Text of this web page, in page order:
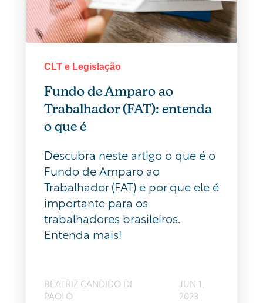
CLT e Legislação
Fundo de Amparo ao
Trabalhador (FAT): entenda
o que é
Descubra neste artigo o que é o
Fundo de Amparo ao
Trabalhador (FAT) e por que ele é
importante para os
trabalhadores brasileiros.
Entenda mais!
BEATRIZ CANDIDO DI
PAOLO
JUN 1,
2023